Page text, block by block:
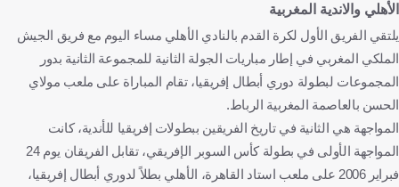
الأهلي والاندية المغربية
يلتقي الفريق الأول لكرة القدم بالنادي الأهلي مساء اليوم مع فريق الجيش
الملكي المغربي في إطار مباريات الجولة الثانية للمجموعة الثانية بدور
المجموعات لبطولة دوري أبطال إفريقيا، تقام المباراة على ملعب مولاي
الحسن بالعاصمة المغربية الرباط.
المواجهة هي الثانية في تاريخ الفريقين ببطولات إفريقيا للأندية، كانت
المواجهة الأولى في بطولة كأس السوبر الإفريقي، تقابل الفريقان يوم 24
فبراير 2006 على ملعب استاد القاهرة، الأهلي بطلاً لدوري أبطال إفريقيا،